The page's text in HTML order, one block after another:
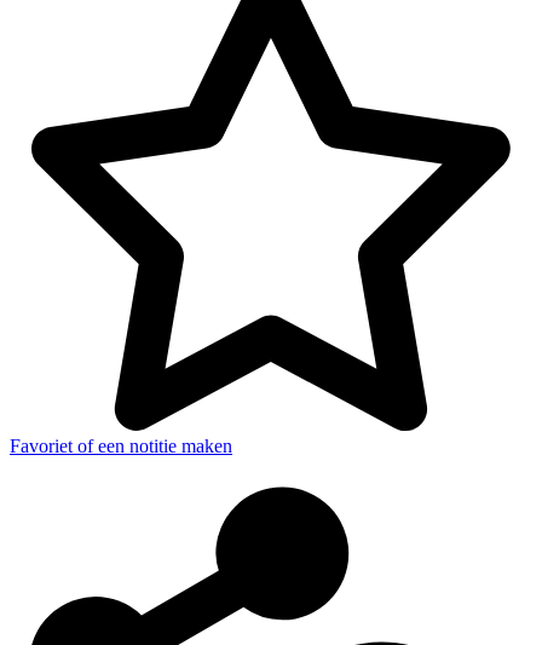
Favoriet of een notitie maken